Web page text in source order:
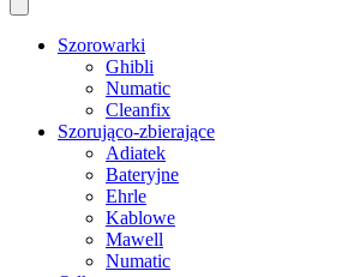
Szorowarki
Ghibli
Numatic
Cleanfix
Szorująco-zbierające
Adiatek
Bateryjne
Ehrle
Kablowe
Mawell
Numatic